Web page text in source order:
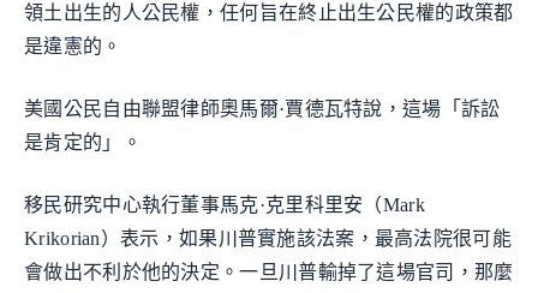
領土出生的人公民權，任何旨在終止出生公民權的政策都
是違憲的。
美國公民自由聯盟律師奧馬爾·賈德瓦特說，這場「訴訟
是肯定的」。
移民研究中心執行董事馬克·克里科里安（Mark
Krikorian）表示，如果川普實施該法案，最高法院很可能
會做出不利於他的決定。一旦川普輸掉了這場官司，那麼